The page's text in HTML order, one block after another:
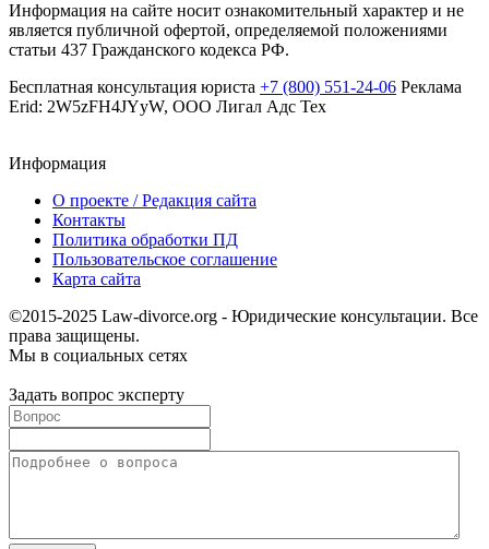
Информация на сайте носит ознакомительный характер и не
является публичной офертой, определяемой положениями
статьи 437 Гражданского кодекса РФ.
Бесплатная консультация юриста +7 (800) 551-24-06 Реклама
Erid: 2W5zFH4JYyW, ООО Лигал Адс Тех
Информация
О проекте / Редакция сайта
Контакты
Политика обработки ПД
Пользовательское соглашение
Карта сайта
©2015-2025 Law-divorce.org - Юридические консультации. Все
права защищены.
Мы в социальных сетях
Задать вопрос эксперту